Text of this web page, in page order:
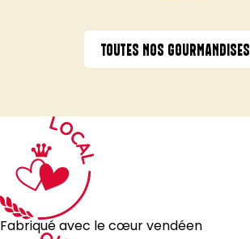
TOUTES NOS GOURMANDISES
Fabriqué avec le cœur vendéen